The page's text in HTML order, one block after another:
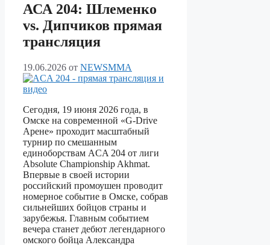
АСА 204: Шлеменко
vs. Дипчиков прямая
трансляция
19.06.2026 от NEWSMMA
Сегодня, 19 июня 2026 года, в
Омске на современной «G-Drive
Арене» проходит масштабный
турнир по смешанным
единоборствам ACA 204 от лиги
Absolute Championship Akhmat.
Впервые в своей истории
российский промоушен проводит
номерное событие в Омске, собрав
сильнейших бойцов страны и
зарубежья. Главным событием
вечера станет дебют легендарного
омского бойца Александра